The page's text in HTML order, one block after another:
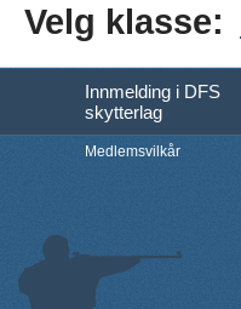
Velg klasse:
Innmelding i DFS
skytterlag
Medlemsvilkår